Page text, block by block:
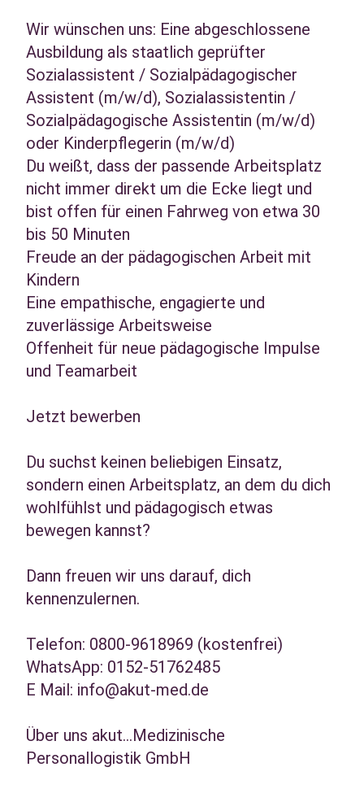
Wir wünschen uns: Eine abgeschlossene
Ausbildung als staatlich geprüfter
Sozialassistent / Sozialpädagogischer
Assistent (m/w/d), Sozialassistentin /
Sozialpädagogische Assistentin (m/w/d)
oder Kinderpflegerin (m/w/d)
Du weißt, dass der passende Arbeitsplatz
nicht immer direkt um die Ecke liegt und
bist offen für einen Fahrweg von etwa 30
bis 50 Minuten
Freude an der pädagogischen Arbeit mit
Kindern
Eine empathische, engagierte und
zuverlässige Arbeitsweise
Offenheit für neue pädagogische Impulse
und Teamarbeit
Jetzt bewerben
Du suchst keinen beliebigen Einsatz,
sondern einen Arbeitsplatz, an dem du dich
wohlfühlst und pädagogisch etwas
bewegen kannst?
Dann freuen wir uns darauf, dich
kennenzulernen.
Telefon: 0800-9618969 (kostenfrei)
WhatsApp: 0152-51762485
E Mail: info@akut-med.de
Über uns akut...Medizinische
Personallogistik GmbH